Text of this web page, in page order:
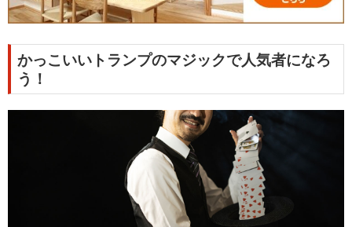
かっこいいトランプのマジックで人気者になろ
う！